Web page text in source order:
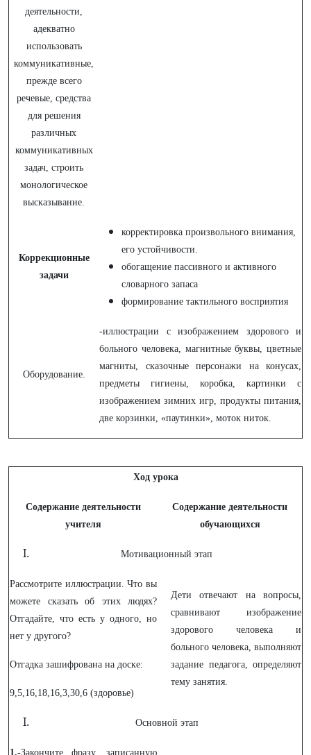
деятельности,
адекватно
использовать
коммуникативные,
прежде всего
речевые, средства
для решения
различных
коммуникативных
задач, строить
монологическое
высказывание.
Коррекционные
задачи
корректировка произвольного внимания,
его устойчивости.
обогащение пассивного и активного
словарного запаса
формирование тактильного восприятия
Оборудование.
-иллюстрации с изображением здорового и
больного человека, магнитные буквы, цветные
магниты, сказочные персонажи на конусах,
предметы гигиены, коробка, картинки с
изображением зимних игр, продукты питания,
две корзинки, «паутинки», моток ниток.
Ход урока
Содержание деятельности
учителя
Содержание деятельности
обучающихся
Мотивационный этап
Рассмотрите иллюстрации. Что вы
можете сказать об этих людях?
Отгадайте, что есть у одного, но
нет у другого?
Отгадка зашифрована на доске:
9,5,16,18,16,3,30,6 (здоровье)
Дети отвечают на вопросы,
сравнивают изображение
здорового человека и
больного человека, выполняют
задание педагога, определяют
тему занятия.
Основной этап
1.-Закончите фразу, записанную